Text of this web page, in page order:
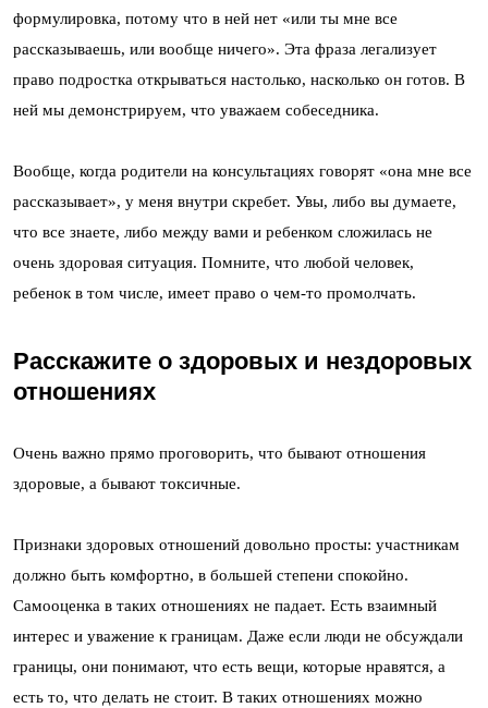
формулировка, потому что в ней нет «или ты мне все
рассказываешь, или вообще ничего». Эта фраза легализует
право подростка открываться настолько, насколько он готов. В
ней мы демонстрируем, что уважаем собеседника.
Вообще, когда родители на консультациях говорят «она мне все
рассказывает», у меня внутри скребет. Увы, либо вы думаете,
что все знаете, либо между вами и ребенком сложилась не
очень здоровая ситуация. Помните, что любой человек,
ребенок в том числе, имеет право о чем-то промолчать.
Расскажите о здоровых и нездоровых
отношениях
Очень важно прямо проговорить, что бывают отношения
здоровые, а бывают токсичные.
Признаки здоровых отношений довольно просты: участникам
должно быть комфортно, в большей степени спокойно.
Самооценка в таких отношениях не падает. Есть взаимный
интерес и уважение к границам. Даже если люди не обсуждали
границы, они понимают, что есть вещи, которые нравятся, а
есть то, что делать не стоит. В таких отношениях можно